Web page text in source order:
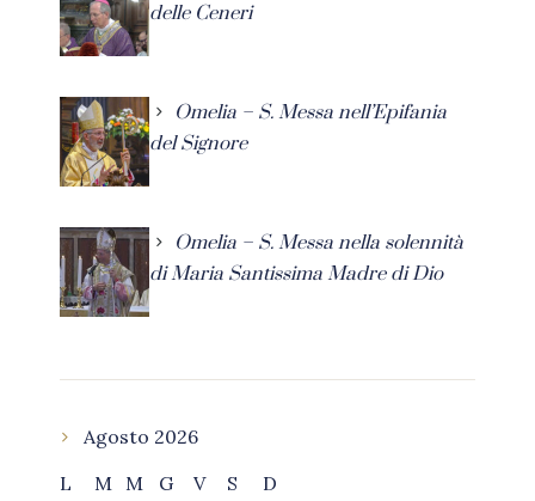
delle Ceneri
Omelia – S. Messa nell’Epifania
del Signore
Omelia – S. Messa nella solennità
di Maria Santissima Madre di Dio
Agosto 2026
L
M M G V S
D